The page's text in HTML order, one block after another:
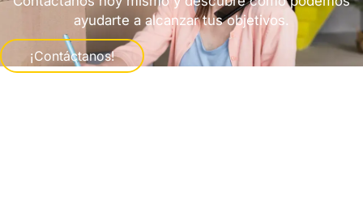
ayudarte a alcanzar tus objetivos.
¡Contáctanos!